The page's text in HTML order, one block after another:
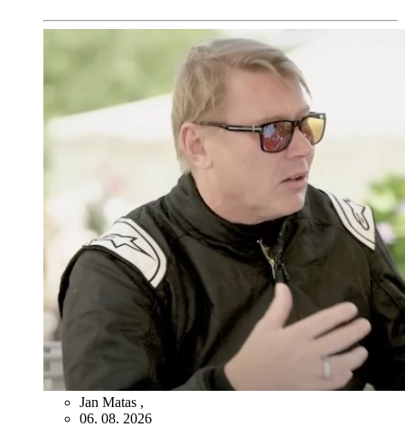
Jan Matas ,
06. 08. 2026